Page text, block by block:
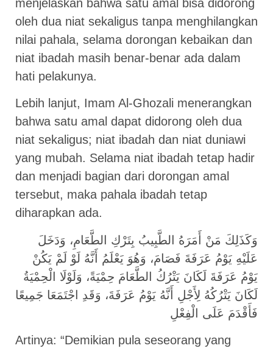
menjelaskan bahwa satu amal bisa didorong
oleh dua niat sekaligus tanpa menghilangkan
nilai pahala, selama dorongan kebaikan dan
niat ibadah masih benar-benar ada dalam
hati pelakunya.
Lebih lanjut, Imam Al-Ghozali menerangkan
bahwa satu amal dapat didorong oleh dua
niat sekaligus; niat ibadah dan niat duniawi
yang mubah. Selama niat ibadah tetap hadir
dan menjadi bagian dari dorongan amal
tersebut, maka pahala ibadah tetap
diharapkan ada.
وَكَذَلِكَ مَنْ أَمَرَهُ الطَّبِيبُ بِتَرْكِ الطَّعَامِ، وَدَخَلَ
عَلَيْهِ يَوْمُ عَرَفَةَ فَصَامَ، وَهُوَ يَعْلَمُ أَنَّهُ لَوْ لَمْ يَكُنْ
يَوْمُ عَرَفَةَ لَكَانَ يَتْرُكُ الطَّعَامَ حِمْيَةً، وَلَوْلَا الْحِمْيَةُ
لَكَانَ يَتْرُكُهُ لِأَجْلِ أَنَّهُ يَوْمُ عَرَفَةَ، وَقَدِ اجْتَمَعَا جَمِيعًا
فَأَقْدَمَ عَلَى الْفِعْلِ
Artinya: “Demikian pula seseorang yang